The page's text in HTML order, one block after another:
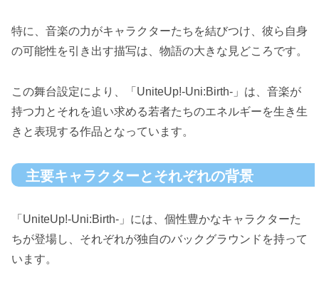
特に、音楽の力がキャラクターたちを結びつけ、彼ら自身
の可能性を引き出す描写は、物語の大きな見どころです。
この舞台設定により、「UniteUp!-Uni:Birth-」は、音楽が
持つ力とそれを追い求める若者たちのエネルギーを生き生
きと表現する作品となっています。
主要キャラクターとそれぞれの背景
「UniteUp!-Uni:Birth-」には、個性豊かなキャラクターた
ちが登場し、それぞれが独自のバックグラウンドを持って
います。